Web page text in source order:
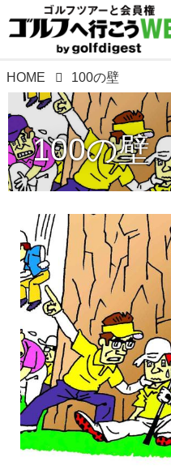
HOME 100の壁
100の壁